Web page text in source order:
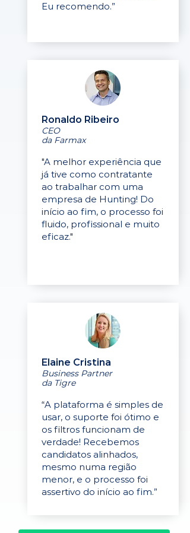
Eu recomendo.”
Ronaldo Ribeiro
CEO
da Farmax
"A melhor experiência que
já tive como contratante
ao trabalhar com uma
empresa de Hunting! Do
início ao fim, o processo foi
fluido, profissional e muito
eficaz."
Elaine Cristina
Business Partner
da Tigre
“A plataforma é simples de
usar, o suporte foi ótimo e
os filtros funcionam de
verdade! Recebemos
candidatos alinhados,
mesmo numa região
menor, e o processo foi
assertivo do início ao fim.”